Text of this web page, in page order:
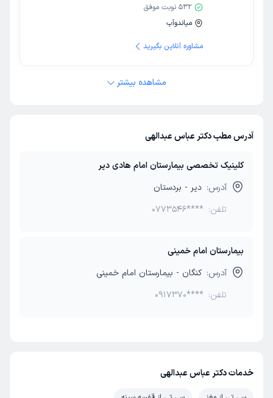
532 نوبت موفق
میاندوآب
مشاوره آنلاین بگیرید
مشاهده بیشتر
آدرس مطب دکتر عباس عبدالهی
کلینیک تخصصی بیمارستان امام هادی دیر
آدرس: دیر - بردستان
تلفن: 0773546****
بیمارستان امام خمینی
آدرس: کنگان - بیمارستان امام خمینی
تلفن: 0917370****
خدمات دکتر عباس عبدالهی